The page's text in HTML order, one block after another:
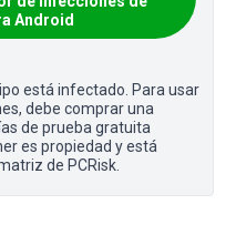
Android
está infectado. Para usar
debe comprar una
de prueba gratuita
es propiedad y está
de PCRisk.